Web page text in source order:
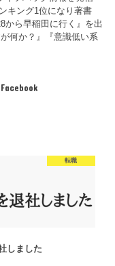
キング1位になり著書
から早稲田に行く』を出
何か？』『意識低い系
Facebook
転職
しました